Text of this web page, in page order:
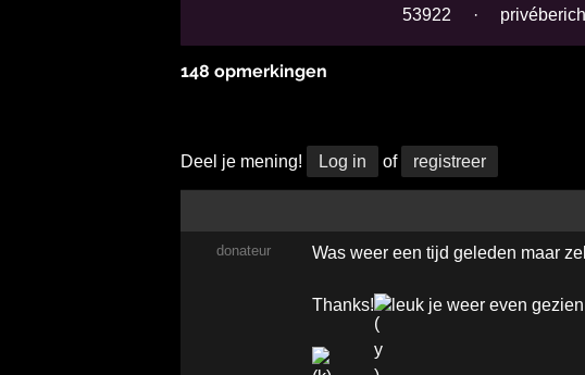
53922
·
148 opmerkingen
Deel je mening! Log in of registreer
donateur Was weer een tijd geleden maar
Thanks! leuk je weer even